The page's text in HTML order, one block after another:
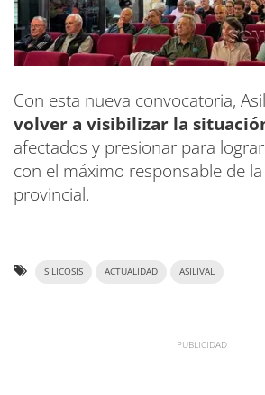
Con esta nueva convocatoria,
volver a visibilizar la
afectados y presionar para
con el máximo responsable de
provincial.
SILICOSIS ACTUALIDAD ASILIVAL